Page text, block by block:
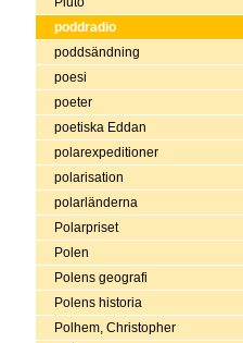
poddradio
poddsändning
poesi
poeter
poetiska Eddan
polarexpeditioner
polarisation
polarländerna
Polarpriset
Polen
Polens geografi
Polens historia
Polhem, Christopher